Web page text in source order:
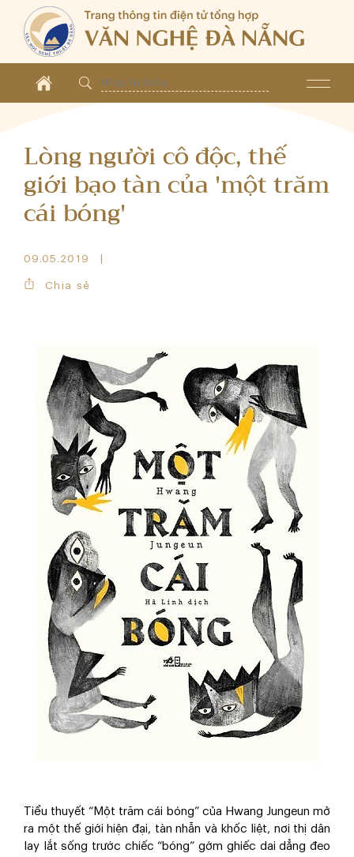
Lòng người cô độc, thế
giới bạo tàn của 'một trăm
cái bóng'
09.05.2019
Chia sẻ
Tiểu thuyết “Một trăm cái bóng” của Hwang Jungeun mở
ra một thế giới hiện đại, tàn nhẫn và khốc liệt, nơi thị dân
lay lắt sống trước chiếc “bóng” gớm ghiếc dai dẳng đeo